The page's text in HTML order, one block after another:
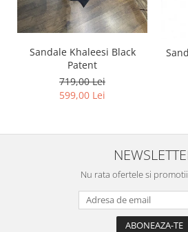
Sandale Khaleesi Black
Patent
719,00 Lei
599,00 Lei
Nu rata ofertele si